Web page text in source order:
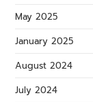
May 2025
January 2025
August 2024
July 2024